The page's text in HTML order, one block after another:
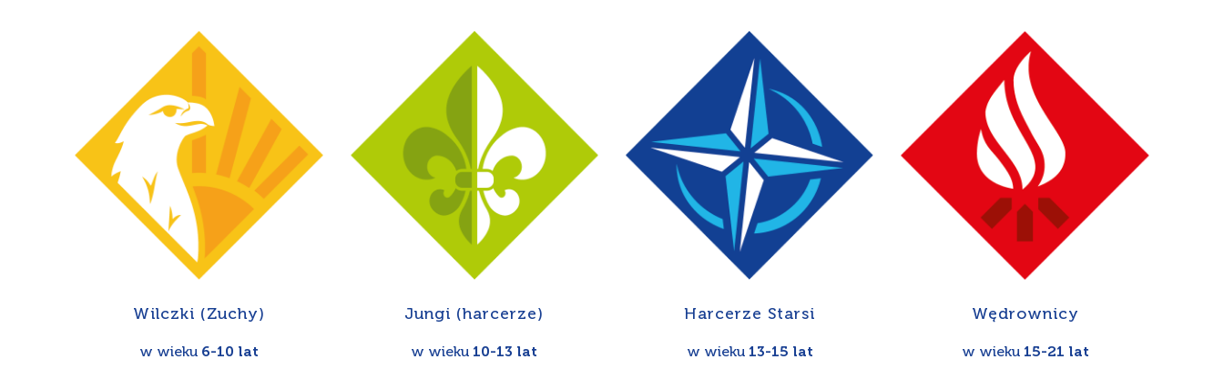
Wilczki (Zuchy)
w wieku 6-10 lat
Jungi (harcerze)
w wieku 10-13 lat
Harcerze Starsi
w wieku 13-15 lat
Wędrownicy
w wieku 15-21 lat